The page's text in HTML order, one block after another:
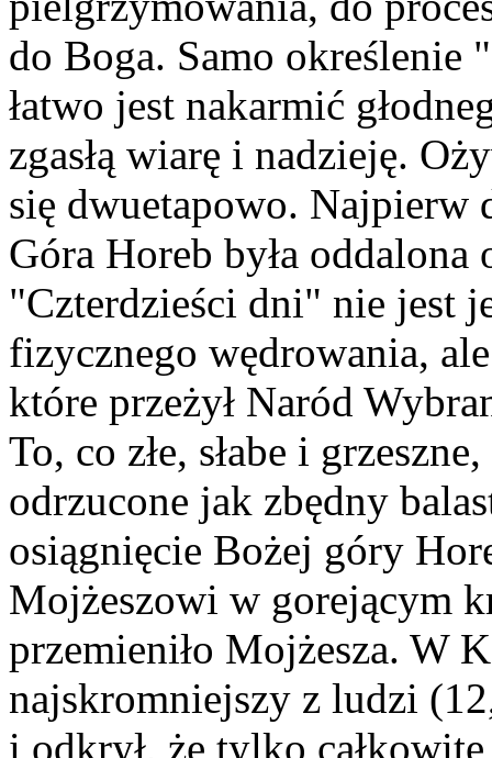
do Boga. Samo określenie
łatwo jest nakarmić
zgasłą wiarę i nadzieję.
się dwuetapowo. Najpierw
Góra Horeb była
"Czterdzieści dni" nie jest
fizycznego wędrowania,
które przeżył Naród
To, co złe, słabe i
odrzucone jak zbędny
osiągnięcie Bożej góry
Mojżeszowi w gorejącym
przemieniło Mojżesza. W
najskromniejszy z ludzi
i odkrył, że tylko